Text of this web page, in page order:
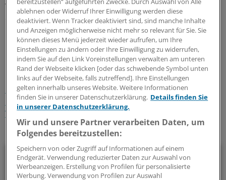
Vergleichsportale von AOK und Barmer ein, heißt es in
einer Mitteilung.
Schlagworte:
Klinik-Management Qualitätsmanagement
Digitalisierung und IT Krankenkassen
Versorgungsforschung
Ihr Newsletter zum Thema
Beruf & Alltag
Die Sonntagslektüre: Lesen Sie Wissenswertes und
ablehnen oder Widerruf Ihrer Einwilligung werden diese
deaktiviert. Wenn Tracker deaktiviert sind, sind manche Inhalte
und Anzeigen möglicherweise nicht mehr so relevant für Sie. Sie
können dieses Menü jederzeit wieder aufrufen, um Ihre
Einstellungen zu ändern oder Ihre Einwilligung zu widerrufen,
indem Sie auf den Link Voreinstellungen verwalten am unteren
Rand der Webseite klicken [oder das schwebende Symbol unten
links auf der Webseite, falls zutreffend]. Ihre Einstellungen
gelten innerhalb unseres Website. Weitere Informationen
finden Sie in unserer Datenschutzerklärung. Details finden Sie
in unserer Datenschutzerklärung.
Wir und unsere Partner verarbeiten Daten, um
Folgendes bereitzustellen:
Speichern von oder Zugriff auf Informationen auf einem
Endgerät. Verwendung reduzierter Daten zur Auswahl von
Werbeanzeigen. Erstellung von Profilen für personalisierte
Werbung. Verwendung von Profilen zur Auswahl